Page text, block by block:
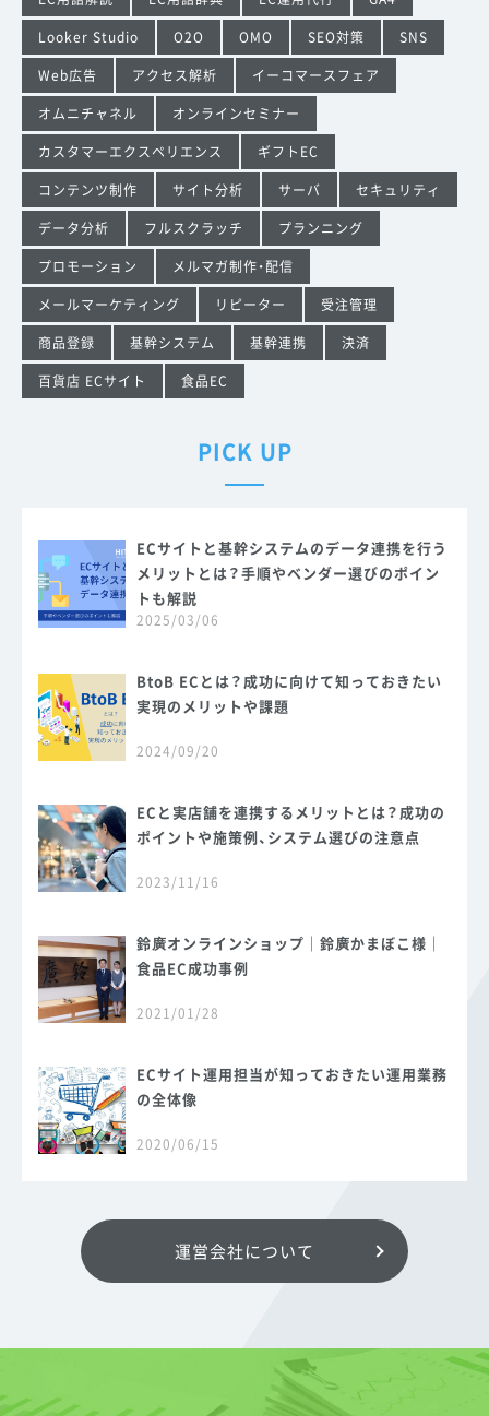
Looker Studio
O2O OMO SEO対策
SNS
Web広告
アクセス解析
イーコマースフェア
オムニチャネル
オンラインセミナー
カスタマーエクスペリエンス
ギフトEC
コンテンツ制作
サイト分析 サーバ
セキュリティ
データ分析
フルスクラッチ
プランニング
プロモーション
メルマガ制作・配信
メールマーケティング
リピーター
受注管理
商品登録
基幹システム 基幹連携
決済
百貨店 ECサイト
食品EC
PICK UP
ECサイトと基幹システムのデータ連携を行う
メリットとは？手順やベンダー選びのポイン
トも解説
2025/03/06
BtoB ECとは？成功に向けて知っておきたい
実現のメリットや課題
2024/09/20
ECと実店舗を連携するメリットとは？成功の
ポイントや施策例、システム選びの注意点
2023/11/16
鈴廣オンラインショップ｜鈴廣かまぼこ様｜
食品EC成功事例
2021/01/28
ECサイト運用担当が知っておきたい運用業務
の全体像
2020/06/15
運営会社について